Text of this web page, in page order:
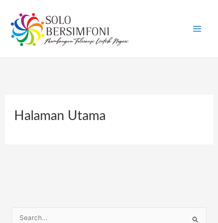
content
Halaman Utama